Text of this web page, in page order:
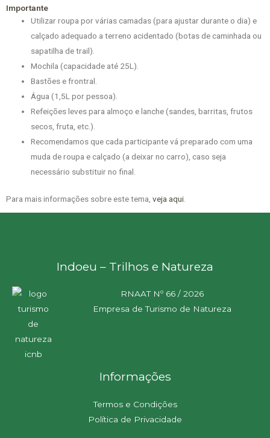
Importante
Utilizar roupa por várias camadas (para ajustar durante o dia) e
calçado adequado a terreno acidentado (botas de caminhada ou
sapatilha de trail).
Mochila (capacidade até 25L).
Bastões e frontral.
Água (1,5L por pessoa).
Refeições leves para almoço e lanche (sandes, barritas, frutos
secos, fruta, etc.).
Recomendamos que cada participante vá preparado com uma
muda de roupa e calçado (a deixar no carro), caso seja
necessário substituir no final.
Para mais informações sobre este tema, veja aqui.
Indoeu – Trilhos e Natureza
RNAAT Nº 66 / 2026
Empresa de Turismo de Natureza
Informações
Termos e Condições
Política de Privacidade